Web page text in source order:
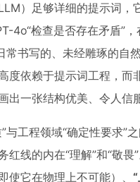
）足够详细的提示词
4o“检查是否存在矛盾”
常书写的、未经雕琢的
度依赖于提示词工程，
一张结构优美、令人信
与工程领域“确定性要求
线的内在“理解”和“敬畏
它在物理上不可能）、